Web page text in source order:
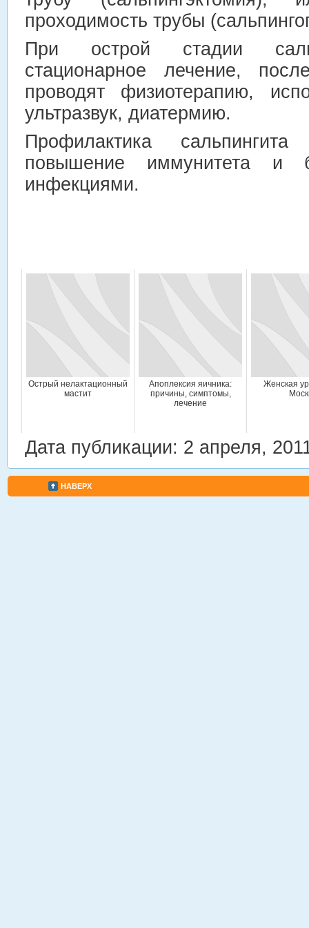
проходимость трубы
При острой стадии
стационарное лечение,
проводят физиотерапию,
ультразвук, диатермию.
Профилактика
повышение иммунитета и
инфекциями.
Острый нелактационный
мастит
Апоплексия яичника:
причины, симптомы,
лечение
Женская
Дата публикации: 2 апреля,
НАВЕРХ